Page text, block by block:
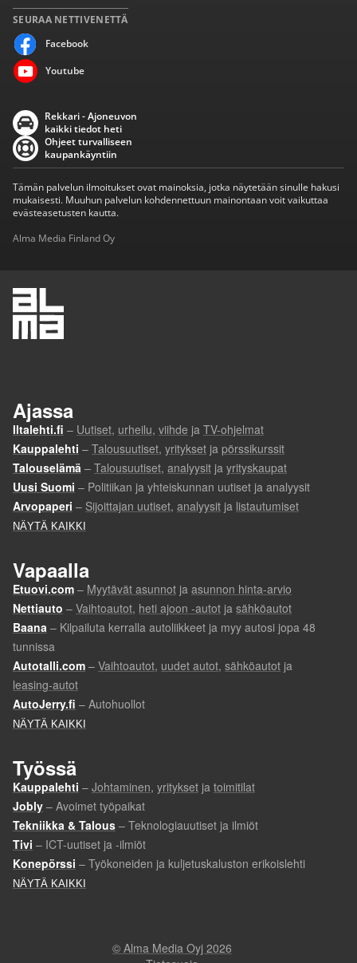
SEURAA NETTIVENETTÄ
Facebook
Youtube
Rekkari - Ajoneuvon
kaikki tiedot heti
Ohjeet turvalliseen
kaupankäyntiin
Tämän palvelun ilmoitukset ovat mainoksia, jotka näytetään sinulle hakusi
mukaisesti. Muuhun palvelun kohdennettuun mainontaan voit vaikuttaa
evästeasetusten kautta.
Alma Media Finland Oy